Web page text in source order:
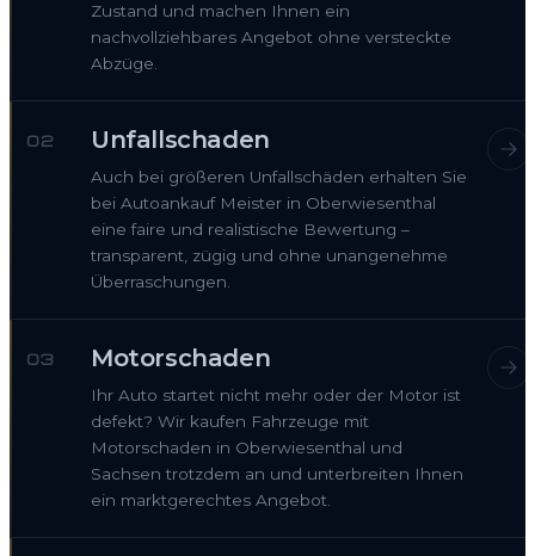
Zustand und machen Ihnen ein
nachvollziehbares Angebot ohne versteckte
Abzüge.
02 Unfallschaden
Auch bei größeren Unfallschäden erhalten Sie
bei Autoankauf Meister in Oberwiesenthal
eine faire und realistische Bewertung –
transparent, zügig und ohne unangenehme
Überraschungen.
03 Motorschaden
Ihr Auto startet nicht mehr oder der Motor ist
defekt? Wir kaufen Fahrzeuge mit
Motorschaden in Oberwiesenthal und
Sachsen trotzdem an und unterbreiten Ihnen
ein marktgerechtes Angebot.